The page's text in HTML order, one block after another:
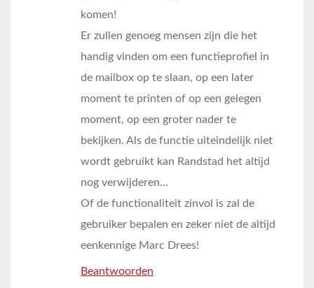
komen!
Er zullen genoeg mensen zijn die het
handig vinden om een functieprofiel in
de mailbox op te slaan, op een later
moment te printen of op een gelegen
moment, op een groter nader te
bekijken. Als de functie uiteindelijk niet
wordt gebruikt kan Randstad het altijd
nog verwijderen…
Of de functionaliteit zinvol is zal de
gebruiker bepalen en zeker niet de altijd
eenkennige Marc Drees!
Beantwoorden